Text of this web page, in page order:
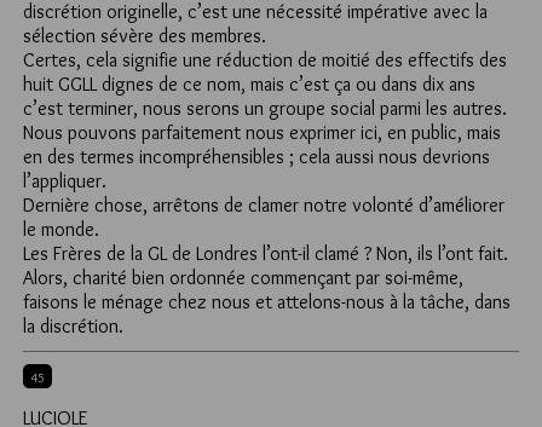
discrétion originelle, c’est une nécessité impérative avec la
sélection sévère des membres.
Certes, cela signifie une réduction de moitié des effectifs des
huit GGLL dignes de ce nom, mais c’est ça ou dans dix ans
c’est terminer, nous serons un groupe social parmi les autres.
Nous pouvons parfaitement nous exprimer ici, en public, mais
en des termes incompréhensibles ; cela aussi nous devrions
l’appliquer.
Dernière chose, arrêtons de clamer notre volonté d’améliorer
le monde.
Les Frères de la GL de Londres l’ont-il clamé ? Non, ils l’ont fait.
Alors, charité bien ordonnée commençant par soi-même,
faisons le ménage chez nous et attelons-nous à la tâche, dans
la discrétion.
45
LUCIOLE